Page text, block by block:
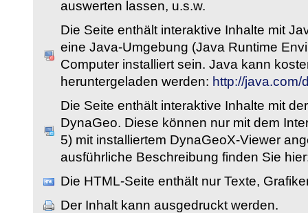
auswerten lassen, u.s.w.
Die Seite enthält interaktive Inhalte mit
eine Java-Umgebung (Java Runtime
Computer installiert sein. Java kann
heruntergeladen werden: http://
Die Seite enthält interaktive Inhalte mit
DynaGeo. Diese können nur mit dem
5) mit installiertem DynaGeoX-Viewer
ausführliche Beschreibung finden Sie
Die HTML-Seite enthält nur Texte,
Der Inhalt kann ausgedruckt werden.